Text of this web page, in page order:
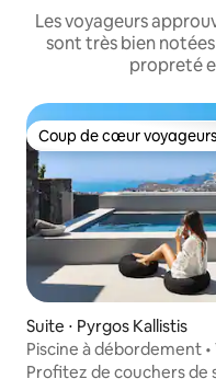
Les voyageurs
sont très bien
propreté
Coup de cœur voyageurs
Coup de cœur voyageurs
Suite ⋅ Pyrgos Kallistis
Piscine à débordement •
Vue sur la mer
Profitez de couchers de